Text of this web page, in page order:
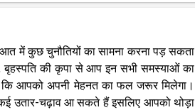
में कुछ चुनौतियों का सामना करना पड़ सकता
बृहस्पति की कृपा से आप इन सभी समस्याओं का
कि आपको अपनी मेहनत का फल जरूर मिलेगा।
कई उतार-चढ़ाव आ सकते हैं इसलिए आपको थोड़ा